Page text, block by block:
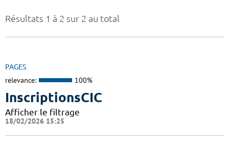
Résultats 1 à 2 sur 2 au total
PAGES
relevance: 100%
InscriptionsCIC
Afficher le filtrage
18/02/2026 15:25